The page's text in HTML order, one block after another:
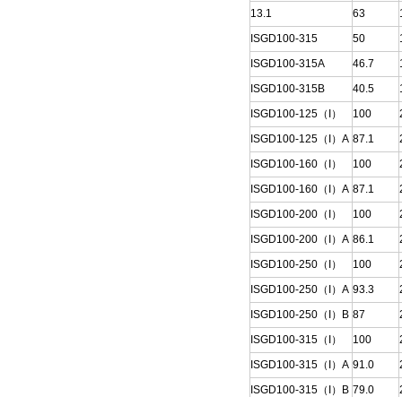
13.1
63
ISGD100-315
50
ISGD100-315A
46.7
ISGD100-315B
40.5
ISGD100-125（I）
100
ISGD100-125（I）A 87.1
ISGD100-160（I）
100
ISGD100-160（I）A 87.1
ISGD100-200（I）
100
ISGD100-200（I）A 86.1
ISGD100-250（I）
100
ISGD100-250（I）A 93.3
ISGD100-250（I）B 87
ISGD100-315（I）
100
ISGD100-315（I）A 91.0
ISGD100-315（I）B 79.0